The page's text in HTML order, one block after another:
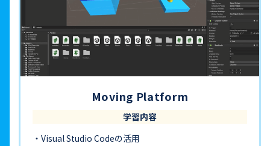
Moving Platform
学習内容
Visual Studio Codeの活用